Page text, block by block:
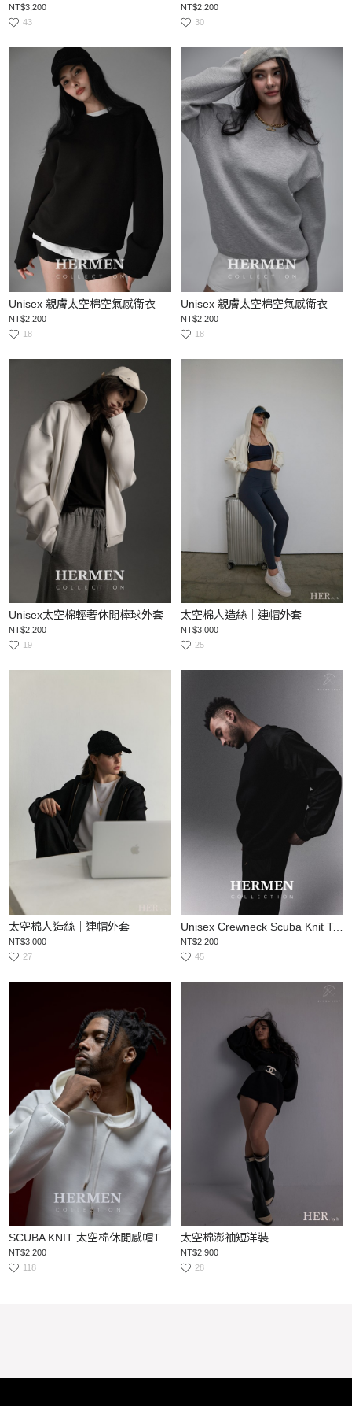
NT$3,200
43
NT$2,200
30
Unisex 親膚太空棉空氣感衛衣
NT$2,200
18
Unisex 親膚太空棉空氣感衛衣
NT$2,200
18
Unisex太空棉輕奢休閒棒球外套
NT$2,200
19
太空棉人造絲｜連帽外套
NT$3,000
25
太空棉人造絲｜連帽外套
NT$3,000
27
Unisex Crewneck Scuba Knit Top
NT$2,200
45
SCUBA KNIT 太空棉休閒感帽T
NT$2,200
118
太空棉澎袖短洋裝
NT$2,900
28